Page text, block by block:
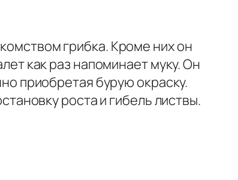
грибка. Кроме них он
как раз напоминает муку. Он
приобретая бурую окраску.
роста и гибель листвы.